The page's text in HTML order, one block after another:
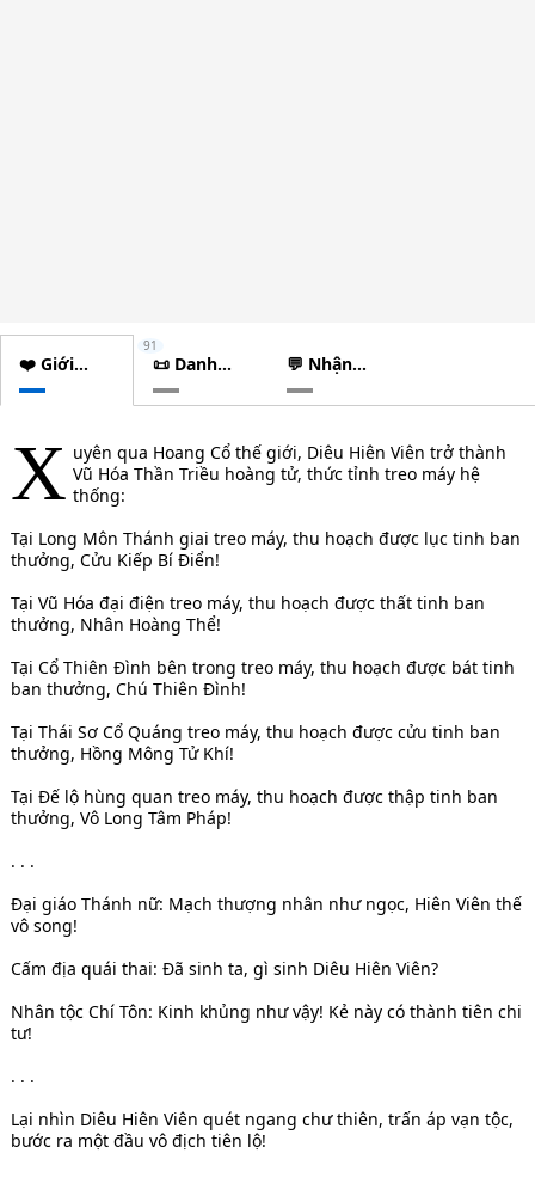
❤️ Giới
thiệu
📜 Danh
sách
chương
91
💬 Nhận
xét
X uyên qua Hoang Cổ thế giới, Diêu Hiên Viên trở thành
Vũ Hóa Thần Triều hoàng tử, thức tỉnh treo máy hệ
thống:
Tại Long Môn Thánh giai treo máy, thu hoạch được lục tinh ban
thưởng, Cửu Kiếp Bí Điển!
Tại Vũ Hóa đại điện treo máy, thu hoạch được thất tinh ban
thưởng, Nhân Hoàng Thể!
Tại Cổ Thiên Đình bên trong treo máy, thu hoạch được bát tinh
ban thưởng, Chú Thiên Đình!
Tại Thái Sơ Cổ Quáng treo máy, thu hoạch được cửu tinh ban
thưởng, Hồng Mông Tử Khí!
Tại Đế lộ hùng quan treo máy, thu hoạch được thập tinh ban
thưởng, Vô Long Tâm Pháp!
. . .
Đại giáo Thánh nữ: Mạch thượng nhân như ngọc, Hiên Viên thế
vô song!
Cấm địa quái thai: Đã sinh ta, gì sinh Diêu Hiên Viên?
Nhân tộc Chí Tôn: Kinh khủng như vậy! Kẻ này có thành tiên chi
tư!
. . .
Lại nhìn Diêu Hiên Viên quét ngang chư thiên, trấn áp vạn tộc,
bước ra một đầu vô địch tiên lộ!